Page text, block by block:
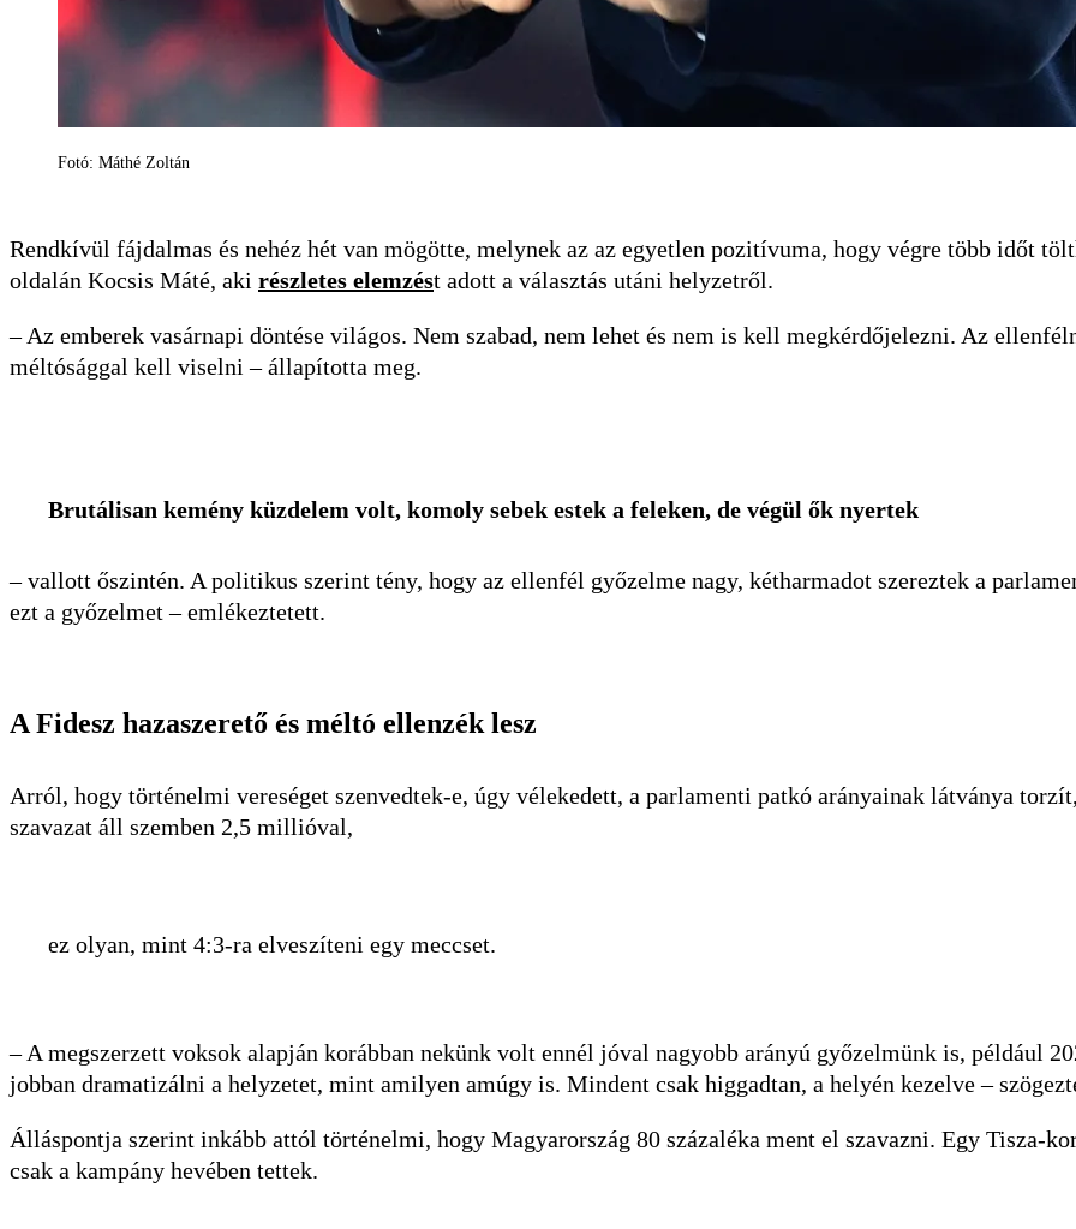
Fotó: Máthé Zoltán
Rendkívül fájdalmas és nehéz hét van mögötte, melynek az az egyetlen pozitívuma, hogy végre több időt
oldalán Kocsis Máté, aki részletes elemzést adott a választás utáni helyzetről.
– Az emberek vasárnapi döntése világos. Nem szabad, nem lehet és nem is kell megkérdőjelezni. Az
méltósággal kell viselni – állapította meg.
Brutálisan kemény küzdelem volt, komoly sebek estek a feleken, de végül ők nyertek
– vallott őszintén. A politikus szerint tény, hogy az ellenfél győzelme nagy, kétharmadot szereztek a
ezt a győzelmet – emlékeztetett.
A Fidesz hazaszerető és méltó ellenzék lesz
Arról, hogy történelmi vereséget szenvedtek-e, úgy vélekedett, a parlamenti patkó arányainak látványa
szavazat áll szemben 2,5 millióval,
ez olyan, mint 4:3-ra elveszíteni egy meccset.
– A megszerzett voksok alapján korábban nekünk volt ennél jóval nagyobb arányú győzelmünk is, például
jobban dramatizálni a helyzetet, mint amilyen amúgy is. Mindent csak higgadtan, a helyén kezelve –
Álláspontja szerint inkább attól történelmi, hogy Magyarország 80 százaléka ment el szavazni. Egy Tisza-
csak a kampány hevében tettek.